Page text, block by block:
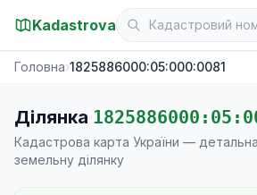
Kadastrova
Головна›1825886000:05:000:0081
Ділянка
Кадастрова карта України —
земельну ділянку